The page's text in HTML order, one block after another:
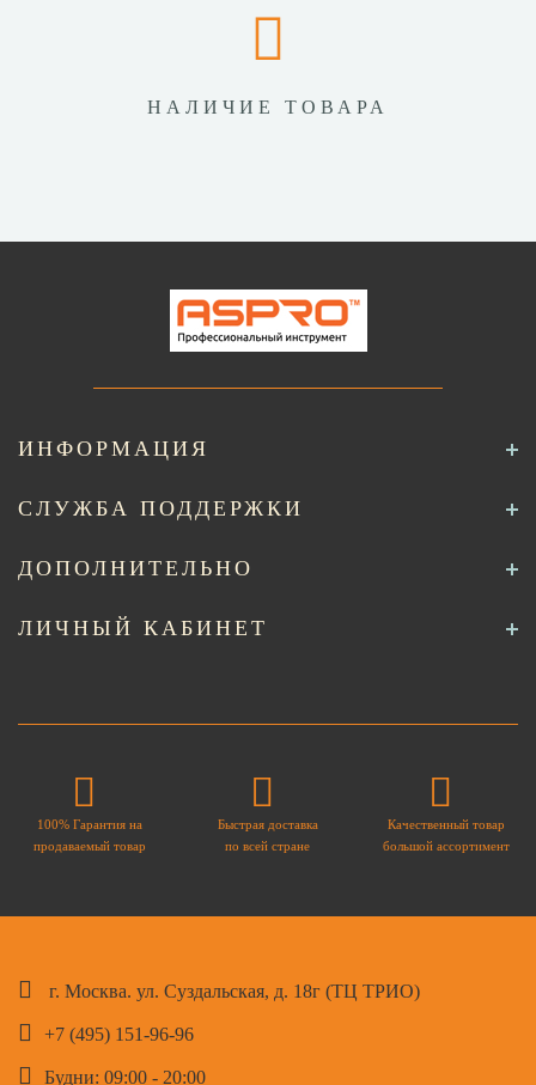
НАЛИЧИЕ ТОВАРА
ИНФОРМАЦИЯ
СЛУЖБА ПОДДЕРЖКИ
ДОПОЛНИТЕЛЬНО
ЛИЧНЫЙ КАБИНЕТ
100% Гарантия на
продаваемый товар
Быстрая доставка
по всей стране
Качественный товар
большой ассортимент
г. Москва. ул. Суздальская, д. 18г (ТЦ ТРИО)
+7 (495) 151-96-96
Будни: 09:00 - 20:00